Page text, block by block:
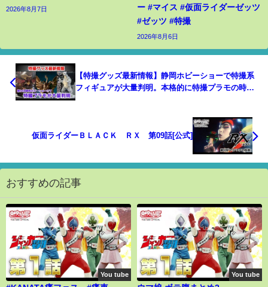
2026年8月7日
ー #マイス #仮面ライダーゼッツ
#ゼッツ #特撮
2026年8月6日
【特撮グッズ最新情報】静岡ホビーショーで特撮系
フィギュアが大量判明。本格的に特撮プラモの時代
仮面ライダーＢＬＡＣＫ ＲＸ 第09話[公式]
おすすめの記事
You tube You tube